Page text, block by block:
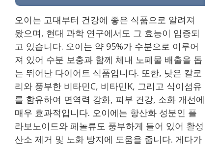
오이는 고대부터 건강에 좋은 식품으로 알려져
왔으며, 현대 과학 연구에서도 그 효능이 입증되
고 있습니다. 오이는 약 95%가 수분으로 이루어
져 있어 수분 보충과 함께 체내 노폐물 배출을 돕
는 뛰어난 다이어트 식품입니다. 또한, 낮은 칼로
리와 풍부한 비타민C, 비타민K, 그리고 식이섬유
를 함유하여 면역력 강화, 피부 건강, 소화 개선에
매우 효과적입니다. 오이에는 항산화 성분인 플
라보노이드와 페놀류도 풍부하게 들어 있어 활성
산소 제거 및 노화 방지에 도움을 줍니다. 게다가